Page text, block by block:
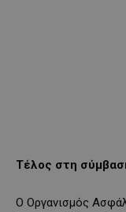
Τέλος στη
Ο Οργανισμός